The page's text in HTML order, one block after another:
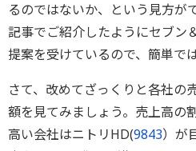
るのではないか、という見方が
記事でご紹介したようにセブン
提案を受けているので、簡単で
さて、改めてざっくりと各社の
額を見てみましょう。売上高の
高い会社はニトリHD(9843）が